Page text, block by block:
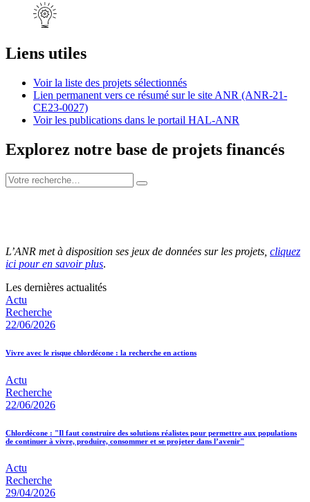
Liens utiles
Voir la liste des projets sélectionnés
Lien permanent vers ce résumé sur le site ANR (ANR-21-
CE23-0027)
Voir les publications dans le portail HAL-ANR
Explorez notre base de projets financés
L’ANR met à disposition ses jeux de données sur les projets, cliquez
ici pour en savoir plus.
Les dernières actualités
Actu
Recherche
22/06/2026
Vivre avec le risque chlordécone : la recherche en actions
Actu
Recherche
22/06/2026
Chlordécone : "Il faut construire des solutions réalistes pour permettre aux populations
de continuer à vivre, produire, consommer et se projeter dans l’avenir"
Actu
Recherche
29/04/2026